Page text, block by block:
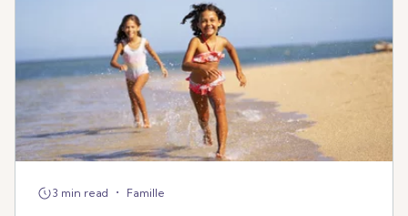
3 min read • Famille